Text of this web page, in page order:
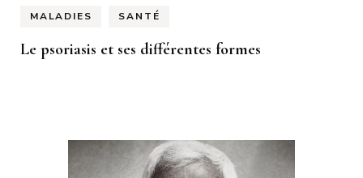
MALADIES SANTÉ
Le psoriasis et ses différentes formes